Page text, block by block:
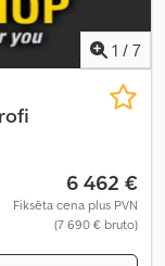
1 / 7
6 462 €
Fiksēta cena plus PVN
(7 690 € bruto)